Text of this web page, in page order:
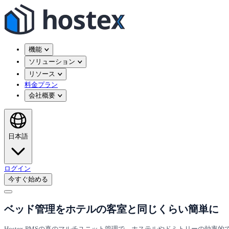
機能
ソリューション
リソース
料金プラン
会社概要
日本語
ログイン
今すぐ始める
ベッド管理をホテルの客室と同じくらい簡単に